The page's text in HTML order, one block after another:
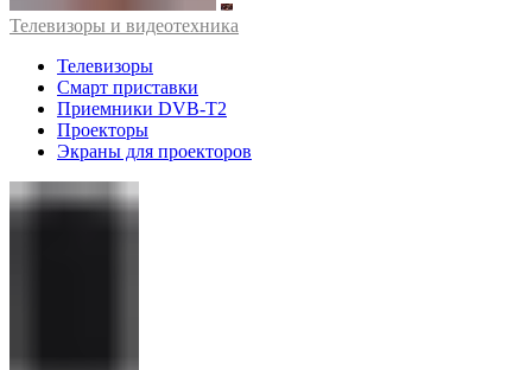
Телевизоры и видеотехника
Телевизоры
Смарт приставки
Приемники DVB-T2
Проекторы
Экраны для проекторов